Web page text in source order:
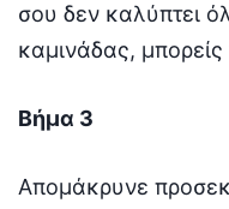
σου δεν καλύπτει
καμινάδας,
Βήμα 3
Απομάκρυνε